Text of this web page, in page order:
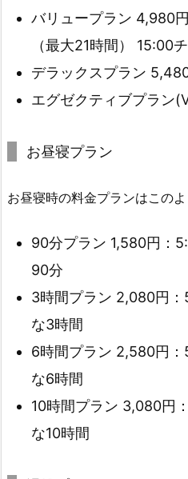
バリュープラン 4,980
（最大21時間） 15:00
デラックスプラン
エグゼクティブプラン
お昼寝プラン
お昼寝時の料金プランはこのよ
90分プラン 1,580円：
90分
3時間プラン 2,080円
な3時間
6時間プラン 2,580円
な6時間
10時間プラン 3,080円
な10時間